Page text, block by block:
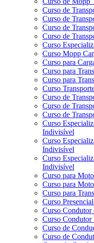
Curso de
Curso de
Curso de
Curso de
Curso
Curso Mopp
Curso para
Curso para
Curso para
Curso
Curso de
Curso de
Curso de
Curso
Indivisível
Curso
Indivisível
Curso
Indivisível
Curso para
Curso para
Curso para
Curso
Curso Condutor
Curso Condutor
Curso de
Curso de